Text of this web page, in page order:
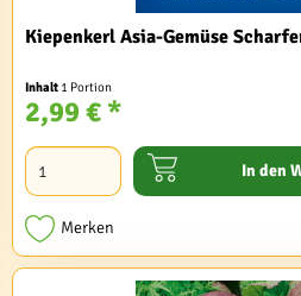
Kiepenkerl Asia-Gemüse
Inhalt 1 Portion
2,99 € *
In den
Merken